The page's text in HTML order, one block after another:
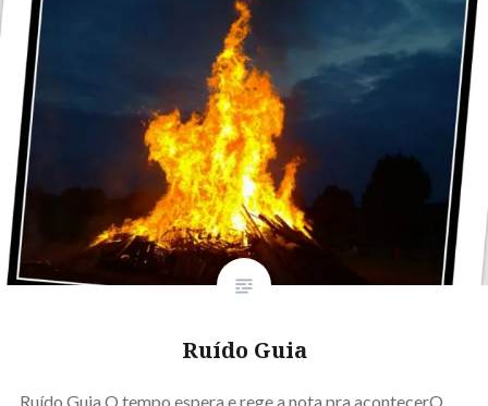
Ruído Guia
Ruído Guia O tempo espera e rege a nota pra acontecerO